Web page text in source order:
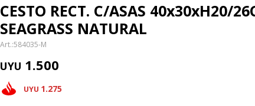
CESTO RECT. C/ASAS 40x30xH20/
SEAGRASS NATURAL
584035-M
UYU 1.500
UYU 1.275